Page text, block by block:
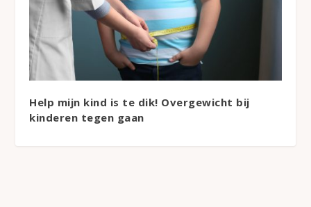
Help mijn kind is te dik! Overgewicht bij
kinderen tegen gaan